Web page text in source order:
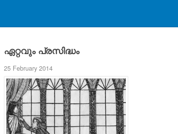
ഏറ്റവും പ്രസിദ്ധം
25 February 2014